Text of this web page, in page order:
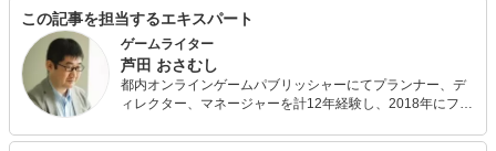
この記事を担当するエキスパート
ゲームライター
芦田 おさむし
都内オンラインゲームパブリッシャーにてプランナー、デ
ィレクター、マネージャーを計12年経験し、2018年にフリ
映画、格闘技、金融、自動車、ビジネスなど多分野にて執